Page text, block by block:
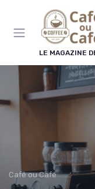
LE MAGAZINE
Café ou Café
Panneau de gestion